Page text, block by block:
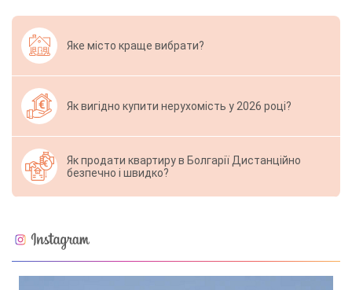
Яке місто краще вибрати?
Як вигідно купити нерухомість у 2026 році?
Як продати квартиру в Болгарії Дистанційно
безпечно і швидко?